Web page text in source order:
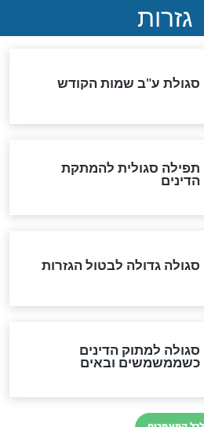
שורדת השואה שחוגגת 100:
על כל השנים"
לחשב את הקץ?
בימות המשיח?